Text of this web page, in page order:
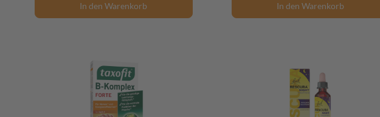
In den Warenkorb In den Warenkorb